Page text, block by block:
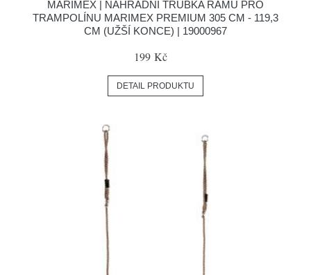
MARIMEX | NÁHRADNÍ TRUBKA RÁMU PRO
TRAMPOLÍNU MARIMEX PREMIUM 305 CM - 119,3
CM (UŽŠÍ KONCE) | 19000967
199 Kč
DETAIL PRODUKTU